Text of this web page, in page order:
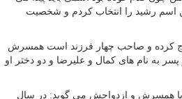
اسم رشید را انتخاب کردم و شخصیت
در سال ۱۳۵۸ ازدواج کرده و صاحب چهار فرزند است همسرش
پسر به نام های کمال و علیرضا و دو دختر او
با همسرش و ازدواجش می گوید: در سال